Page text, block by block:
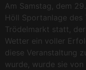
Am Samstag, dem
Höll Sportanlage des
Trödelmarkt statt,
Wetter ein voller
diese Veranstaltung
wurde, wurde sie